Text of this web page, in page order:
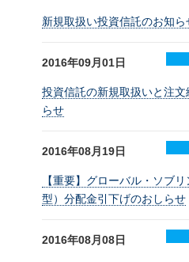
新規取扱い投資信託のお知ら
2016年09月01日
投資信託の新規取扱いと注
らせ
2016年08月19日
【重要】グローバル・ソブ
型）分配金引下げのおしらせ
2016年08月08日